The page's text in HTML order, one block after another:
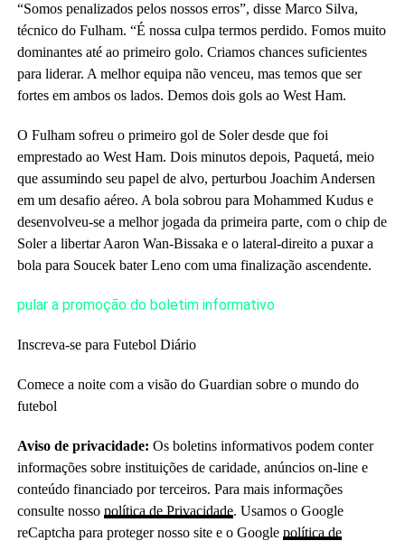
“Somos penalizados pelos nossos erros”, disse Marco Silva,
técnico do Fulham. “É nossa culpa termos perdido. Fomos muito
dominantes até ao primeiro golo. Criamos chances suficientes
para liderar. A melhor equipa não venceu, mas temos que ser
fortes em ambos os lados. Demos dois gols ao West Ham.
O Fulham sofreu o primeiro gol de Soler desde que foi
emprestado ao West Ham. Dois minutos depois, Paquetá, meio
que assumindo seu papel de alvo, perturbou Joachim Andersen
em um desafio aéreo. A bola sobrou para Mohammed Kudus e
desenvolveu-se a melhor jogada da primeira parte, com o chip de
Soler a libertar Aaron Wan‑Bissaka e o lateral-direito a puxar a
bola para Soucek bater Leno com uma finalização ascendente.
pular a promoção do boletim informativo
Inscreva-se para Futebol Diário
Comece a noite com a visão do Guardian sobre o mundo do
futebol
Aviso de privacidade: Os boletins informativos podem conter
informações sobre instituições de caridade, anúncios on-line e
conteúdo financiado por terceiros. Para mais informações
consulte nosso política de Privacidade. Usamos o Google
reCaptcha para proteger nosso site e o Google política de